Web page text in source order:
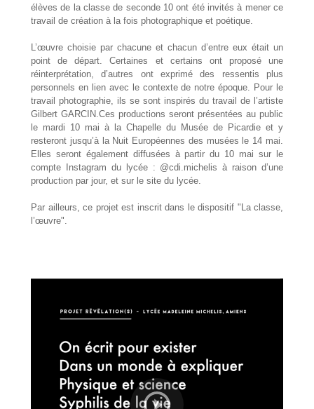
élèves de la classe de seconde 10 ont été invités à mener ce
travail de création à la fois photographique et poétique.
L’œuvre choisie par chacune et chacun d’entre eux était un
point de départ. Certaines et certains ont proposé une
réinterprétation, d’autres ont exprimé des ressentis plus
personnels en lien avec le contexte de notre époque. Pour le
travail photographie, ils se sont inspirés du travail de l’artiste
Gilbert GARCIN.Ces productions seront présentées au public
le mardi 10 mai à la Chapelle du Musée de Picardie et y
resteront jusqu’à la Nuit Européennes des musées le 14 mai.
Elles seront également diffusées à partir du 10 mai sur le
compte Instagram du lycée : @cdi.michelis à raison d’une
production par jour, et sur le site du lycée.
Par ailleurs, ce projet est inscrit dans le dispositif "La classe,
l’œuvre".